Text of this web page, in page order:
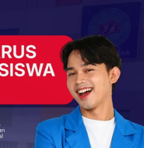
masyarakat yang
upaya memperkuat
37